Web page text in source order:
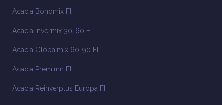
Acacia Bonomix FI
Acacia Invermix 30-60 FI
Acacia Globalmix 60-90 FI
Acacia Premium FI
Acacia Reinverplus Europa FI